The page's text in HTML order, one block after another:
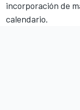
incorporación de
calendario.